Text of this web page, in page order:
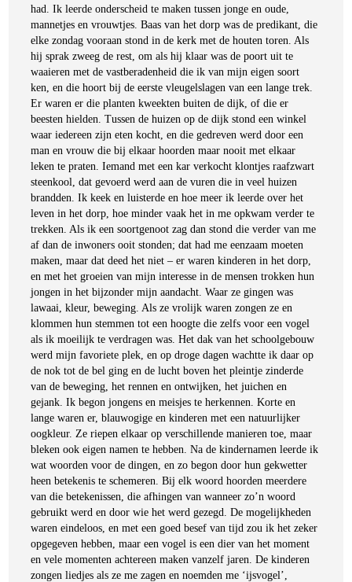
had. Ik leerde onderscheid te maken tussen jonge en oude,
mannetjes en vrouwtjes. Baas van het dorp was de predikant, die
elke zondag vooraan stond in de kerk met de houten toren. Als
hij sprak zweeg de rest, om als hij klaar was de poort uit te
waaieren met de vastberadenheid die ik van mijn eigen soort
ken, en die hoort bij de eerste vleugelslagen van een lange trek.
Er waren er die planten kweekten buiten de dijk, of die er
beesten hielden. Tussen de huizen op de dijk stond een winkel
waar iedereen zijn eten kocht, en die gedreven werd door een
man en vrouw die bij elkaar hoorden maar nooit met elkaar
leken te praten. Iemand met een kar verkocht klontjes raafzwart
steenkool, dat gevoerd werd aan de vuren die in veel huizen
brandden. Ik keek en luisterde en hoe meer ik leerde over het
leven in het dorp, hoe minder vaak het in me opkwam verder te
trekken. Als ik een soortgenoot zag dan stond die verder van me
af dan de inwoners ooit stonden; dat had me eenzaam moeten
maken, maar dat deed het niet – er waren kinderen in het dorp,
en met het groeien van mijn interesse in de mensen trokken hun
jongen in het bijzonder mijn aandacht. Waar ze gingen was
lawaai, kleur, beweging. Als ze vrolijk waren zongen ze en
klommen hun stemmen tot een hoogte die zelfs voor een vogel
als ik moeilijk te verdragen was. Het dak van het schoolgebouw
werd mijn favoriete plek, en op droge dagen wachtte ik daar op
de nok tot de bel ging en de lucht boven het pleintje zinderde
van de beweging, het rennen en ontwijken, het juichen en
gejank. Ik begon jongens en meisjes te herkennen. Korte en
lange waren er, blauwogige en kinderen met een natuurlijker
oogkleur. Ze riepen elkaar op verschillende manieren toe, maar
bleken ook eigen namen te hebben. Na de kindernamen leerde ik
wat woorden voor de dingen, en zo begon door hun gekwetter
heen betekenis te schemeren. Bij elk woord hoorden meerdere
van die betekenissen, die afhingen van wanneer zo’n woord
gebruikt werd en door wie het werd gezegd. De mogelijkheden
waren eindeloos, en met een goed besef van tijd zou ik het zeker
opgegeven hebben, maar een vogel is een dier van het moment
en vele momenten achtereen maken vanzelf jaren. De kinderen
zongen liedjes als ze me zagen en noemden me ‘ijsvogel’,